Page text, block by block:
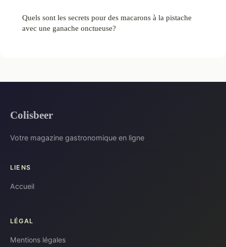
Quels sont les secrets pour des macarons à la pistache
avec une ganache onctueuse?
Colisbeer
Votre magazine gastronomique en ligne
LIENS
Accueil
LÉGAL
Mentions légales